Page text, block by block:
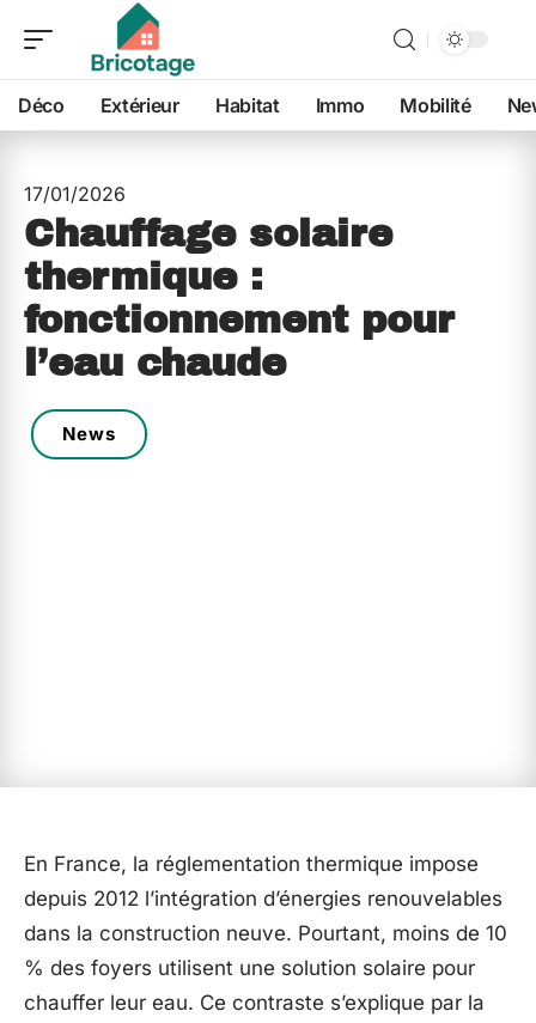
Déco Extérieur Habitat Immo Mobilité
17/01/2026
Chauffage solaire
thermique :
fonctionnement pour
l’eau chaude
News
En France, la réglementation thermique impose
depuis 2012 l’intégration d’énergies renouvelables
dans la construction neuve. Pourtant, moins de 10
% des foyers utilisent une solution solaire pour
chauffer leur eau. Ce contraste s’explique par la